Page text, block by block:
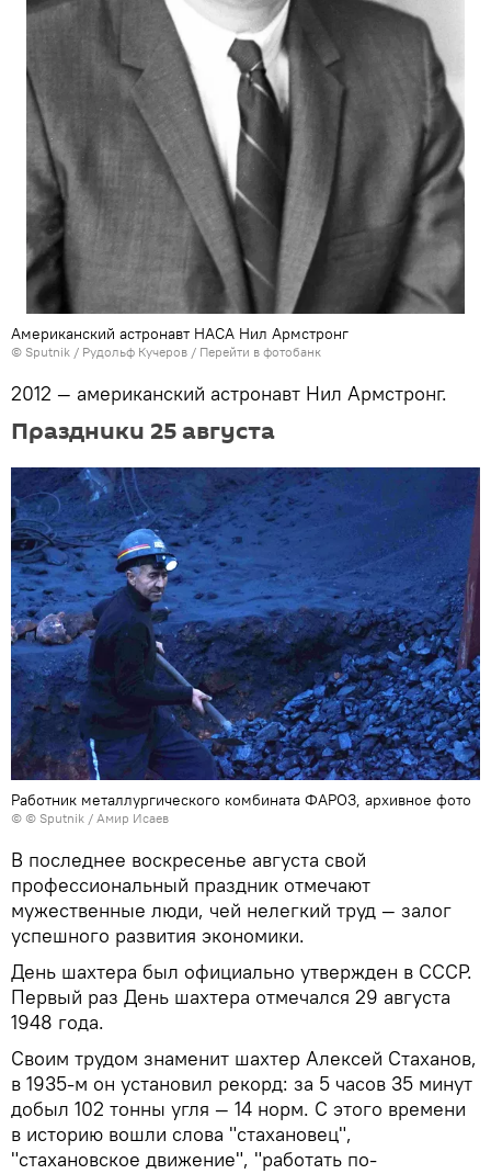
Американский астронавт НАСА Нил Армстронг
© Sputnik / Рудольф Кучеров / Перейти в фотобанк
2012 — американский астронавт Нил Армстронг.
Праздники 25 августа
Работник металлургического комбината ФАРОЗ, архивное фото
© © Sputnik / Амир Исаев
В последнее воскресенье августа свой
профессиональный праздник отмечают
мужественные люди, чей нелегкий труд — залог
успешного развития экономики.
День шахтера был официально утвержден в СССР.
Первый раз День шахтера отмечался 29 августа
1948 года.
Своим трудом знаменит шахтер Алексей Стаханов,
в 1935-м он установил рекорд: за 5 часов 35 минут
добыл 102 тонны угля — 14 норм. С этого времени
в историю вошли слова "стахановец",
"стахановское движение", "работать по-